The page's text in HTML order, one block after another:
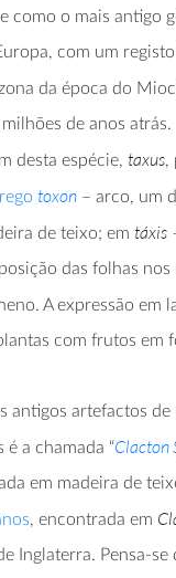
como o mais antigo
com um
da época do
de anos atrás.
desta espécie, taxus,
toxon – arco, um
de teixo; em táxis
das folhas nos
A expressão em
com frutos em
antigos artefactos de
a chamada “Clacton
em madeira de
, encontrada em
Inglaterra. Pensa-se